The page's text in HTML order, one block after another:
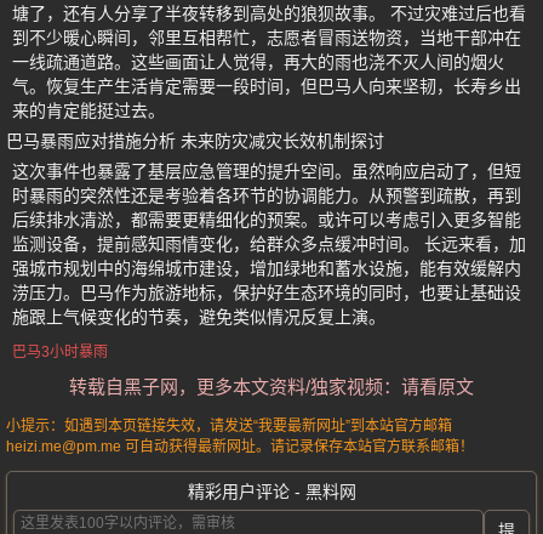
塘了，还有人分享了半夜转移到高处的狼狈故事。 不过灾难过后也看
到不少暖心瞬间，邻里互相帮忙，志愿者冒雨送物资，当地干部冲在
一线疏通道路。这些画面让人觉得，再大的雨也浇不灭人间的烟火
气。恢复生产生活肯定需要一段时间，但巴马人向来坚韧，长寿乡出
来的肯定能挺过去。
巴马暴雨应对措施分析 未来防灾减灾长效机制探讨
这次事件也暴露了基层应急管理的提升空间。虽然响应启动了，但短
时暴雨的突然性还是考验着各环节的协调能力。从预警到疏散，再到
后续排水清淤，都需要更精细化的预案。或许可以考虑引入更多智能
监测设备，提前感知雨情变化，给群众多点缓冲时间。 长远来看，加
强城市规划中的海绵城市建设，增加绿地和蓄水设施，能有效缓解内
涝压力。巴马作为旅游地标，保护好生态环境的同时，也要让基础设
施跟上气候变化的节奏，避免类似情况反复上演。
巴马3小时暴雨
转载自黑子网，更多本文资料/独家视频：请看原文
小提示：如遇到本页链接失效，请发送“我要最新网址”到本站官方邮箱
heizi.me@pm.me 可自动获得最新网址。请记录保存本站官方联系邮箱！
精彩用户评论 - 黑料网